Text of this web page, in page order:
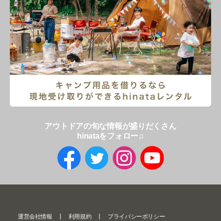
アウトドアの旬な情報が盛りだくさん
hinataをフォロー♫
運営会社情報 利用規約 プライバシーポリシー